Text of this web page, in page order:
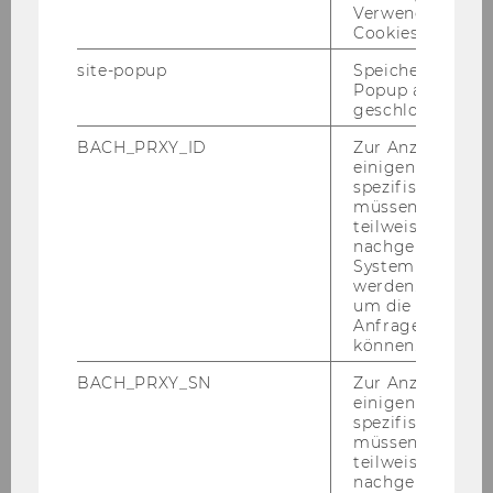
Nach Rück­spra­che mit der WG bekam ich
dann einen an­de­ren Ju­gend­li­chen zu­ge­teilt.
Lern­er­fah­rung. Nach dem drit­ten Tref­fen
waren wir schon fast ein Herz und eine Seele.
Mein Schütz­ling M. war da­mals 14 Jahre alt und
sehr wiss- und lern­be­gie­rig. Von An­fang an war
das Er­ler­nen der deut­schen Spra­che für ihn im
Vor­der­grund. Ich habe kaum je­man­den ken­
nen­ge­lernt, der so mo­ti­viert lernt. Drei Se­mes­
ter spä­ter sehe ich wie sich die Sprach­kennt­
nis­se mei­nes be­treu­ten Ju­gend­li­chen ver­bes­
sert haben und wie er grund­sätz­lich mehr an
Si­cher­heit und Sou­ve­rä­ni­tät ge­won­nen hat.
Damit wir nicht immer nur drin­nen ler­nen,
Verwendung von
Cookies.
site-popup
Speichert ob ein
Popup
geschlossen
BACH_PRXY_ID
Zur Anzeige von
einigen WU-
spezifischen
müssen
teilweise von
nachgelagerten
System
werden.
um die Antwort
Anfrage
können.
BACH_PRXY_SN
Zur Anzeige von
einigen WU-
spezifischen
müssen
teilweise von
nachgelagerten